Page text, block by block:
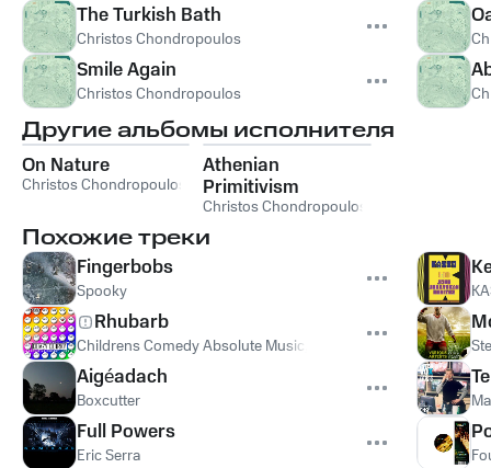
The Turkish Bath
Christos Chondropoulos
Smile Again
Christos Chondropoulos
Другие альбомы исполнителя
On Nature
Christos Chondropoulos
Athenian
Primitivism
Christos Chondropoulos
Похожие треки
Fingerbobs
Spooky
Rhubarb
Childrens Comedy Absolute Music Funny Kids Tunes,Kids
Aigéadach
Boxcutter
Full Powers
Eric Serra